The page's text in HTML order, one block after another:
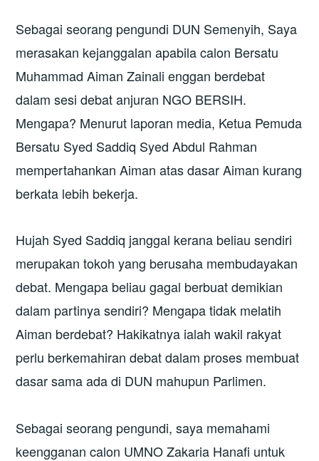
Sebagai seorang pengundi DUN Semenyih, Saya
merasakan kejanggalan apabila calon Bersatu
Muhammad Aiman Zainali enggan berdebat
dalam sesi debat anjuran NGO BERSIH.
Mengapa? Menurut laporan media, Ketua Pemuda
Bersatu Syed Saddiq Syed Abdul Rahman
mempertahankan Aiman atas dasar Aiman kurang
berkata lebih bekerja.
Hujah Syed Saddiq janggal kerana beliau sendiri
merupakan tokoh yang berusaha membudayakan
debat. Mengapa beliau gagal berbuat demikian
dalam partinya sendiri? Mengapa tidak melatih
Aiman berdebat? Hakikatnya ialah wakil rakyat
perlu berkemahiran debat dalam proses membuat
dasar sama ada di DUN mahupun Parlimen.
Sebagai seorang pengundi, saya memahami
keengganan calon UMNO Zakaria Hanafi untuk